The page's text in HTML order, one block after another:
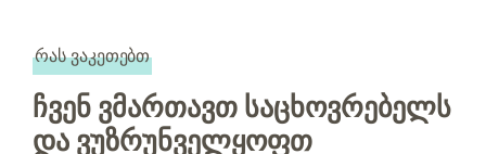
რას ვაკეთებთ
ჩვენ ვმართავთ საცხოვრებელს
და ვუზრუნველყოფთ